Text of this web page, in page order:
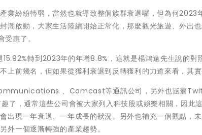
業紛紛轉弱，當然也就導致整個族群衰退囉，但為何2023
潮啟動，大家生活陸續開始正常化，那麼觀光旅遊、外出
惠了。
轉到2023年的年增8.8%，這就是楊鴻遠先生說的對
上前幾名，但如果從獲利衰退到反轉獲利的力道來看，其實
、Comcast等通訊公司，另外也涵蓋
了，通常這些公司會被大家列入科技股或娛樂相關，因此
出現一年衰退、一年成長的狀況。另外也補充一個觀點，
外一個逐漸轉強的產業趨勢。